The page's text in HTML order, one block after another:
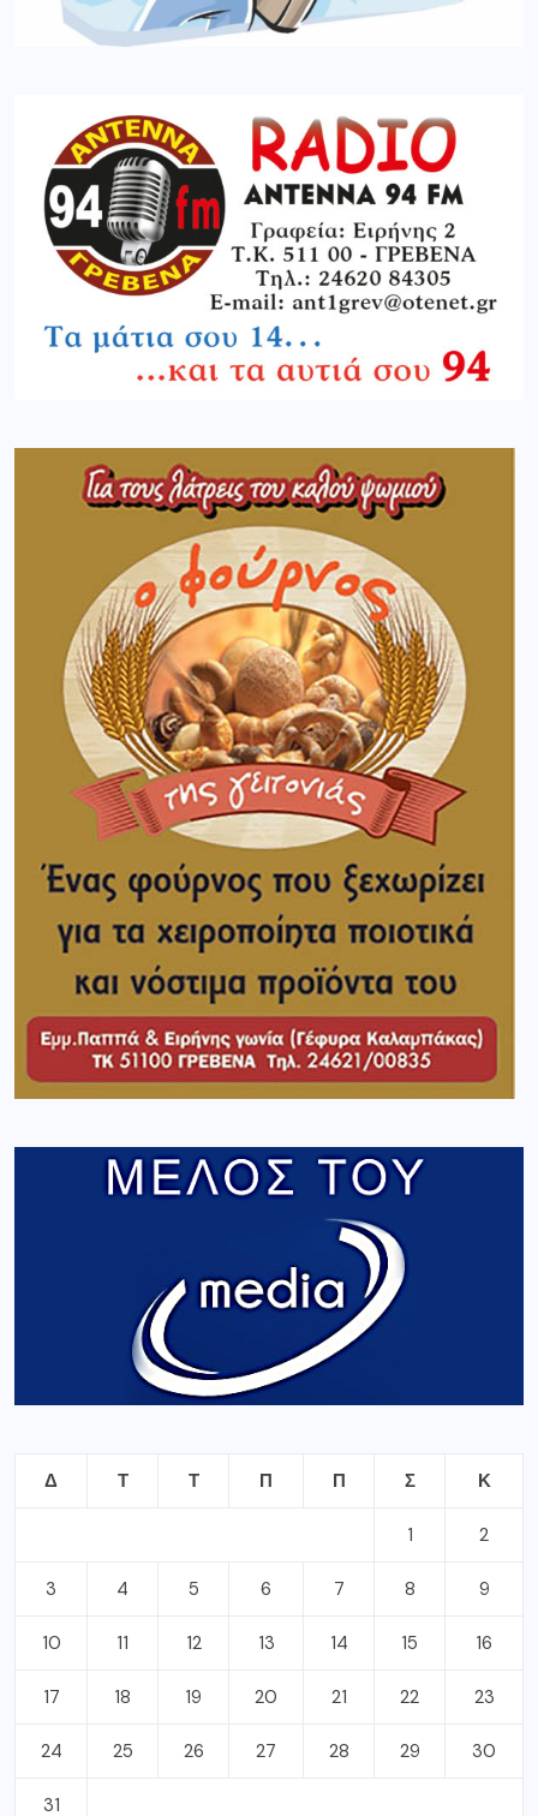
Δ Τ Τ Π Π Σ Κ
1 2
3 4 5 6 7 8 9
10 11 12 13 14 15 16
17 18 19 20 21 22 23
24 25 26 27 28 29 30
31